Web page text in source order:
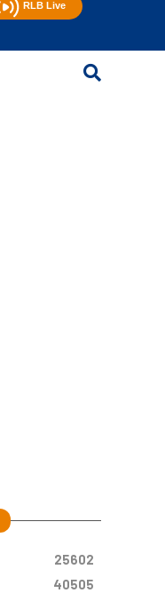
25602
40505